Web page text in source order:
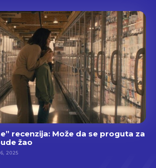
recenzija: Može da se proguta za
žao
2025